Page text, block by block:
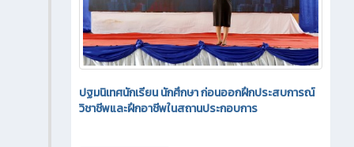
ปฐมนิเทศนักเรียน นักศึกษา ก่อนออกฝึกประสบการณ์
วิชาชีพและฝึกอาชีพในสถานประกอบการ